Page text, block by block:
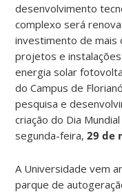
desenvolvimento
complexo será
investimento de mais
projetos e
energia solar
do Campus de
pesquisa e
criação do Dia
segunda-feira,29 de
A Universidade vem
parque de